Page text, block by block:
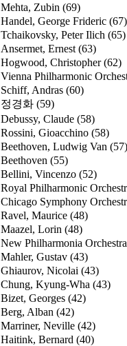
Mehta, Zubin (69)
Handel, George Frideric (67)
Tchaikovsky, Peter Ilich (65)
Ansermet, Ernest (63)
Hogwood, Christopher (62)
Vienna Philharmonic
Schiff, Andras (60)
정경화 (59)
Debussy, Claude (58)
Rossini, Gioacchino (58)
Beethoven, Ludwig Van (57)
Beethoven (55)
Bellini, Vincenzo (52)
Royal Philharmonic
Chicago Symphony
Ravel, Maurice (48)
Maazel, Lorin (48)
New Philharmonia Orchestra
Mahler, Gustav (43)
Ghiaurov, Nicolai (43)
Chung, Kyung-Wha (43)
Bizet, Georges (42)
Berg, Alban (42)
Marriner, Neville (42)
Haitink, Bernard (40)